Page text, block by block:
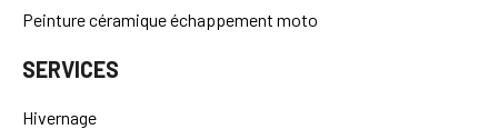
Peinture céramique échappement moto
SERVICES
Hivernage